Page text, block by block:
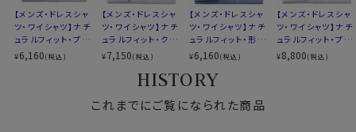
慮したサスティナブル素材です。
●素材の違いで選ぶクールマックスシャツ
▼見た目や質感はよりナチュラルに、扱いやすさも欲しい
柄
織柄無地
カフス
ラウンドカット
アジャスタブル
コンバーチブルカフス
前3.5cm 後4.9cm
S-37～LL-43・3L-45･4L-47cm
トールM-88・L-90・LL-90cm
【メンズ・ドレスシャ
ツ・ワイシャツ】ナチ
ュラルフィット・プレ
ミアムコットン・形態
安定・ドゥエボット
¥6,160(税込)
【メンズ・ドレスシャ
ツ・ワイシャツ】ナチ
ュラルフィット・クー
ルマックス・ドライ・
形態安定・オックス
フォード・ドゥエボッ
トーニ・ボタンダウ
ン
¥7,150(税込)
【メンズ・ドレスシャ
ツ・ワイシャツ】ナチ
ュラルフィット・形態
安定・ドゥエボット
ーニ・ボタンダウン・
SALE
¥6,160(税込)
【メンズ・ドレスシャ
ツ・ワイシャツ】ナチ
ュラルフィット・プレ
ミアムコットン・形態
安定・ドゥエボット
¥8,800(税込)
HISTORY
これまでにご覧になられた商品